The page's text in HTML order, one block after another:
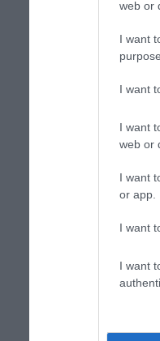
web or
I want
I want
I want
web or
I want
or app.
I want
I want
Római-
jávor